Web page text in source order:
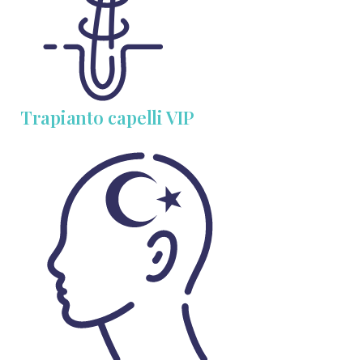
Trapianto capelli VIP